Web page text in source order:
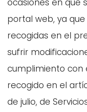
ocasiones en que
portal web, ya
recogidas en el
sufrir
cumplimiento con
recogido en el
de julio, de